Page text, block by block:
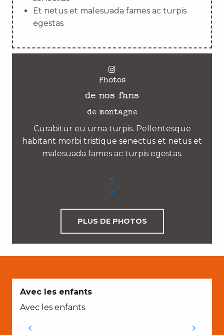
Et netus et malesuada fames ac turpis
egestas
Photos
de nos fans
de montagne
Curabitur eu urna turpis. Pellentesque
habitant morbi tristique senectus et netus et
malesuada fames ac turpis egestas.
PLUS DE PHOTOS
Avec les enfants
Avec les enfants